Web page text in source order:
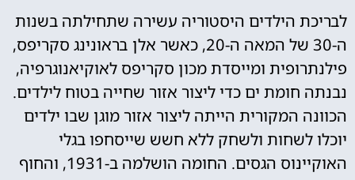
לבריכת הילדים היסטוריה עשירה שתחילתה בשנות
ה-30 של המאה ה-20, כאשר אלן בראונינג סקריפס,
פילנתרופית ומייסדת מכון סקריפס לאוקיאנוגרפיה,
נבנתה חומת ים כדי ליצור אזור שחייה בטוח לילדים.
הכוונה המקורית הייתה ליצור אזור מוגן שבו ילדים
יוכלו לשחות ולשחק ללא חשש שייסחפו בגלי
האוקיינוס הגסים. החומה הושלמה ב-1931, והחוף